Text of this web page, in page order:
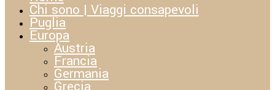
Chi sono | Viaggi consapevoli
Puglia
Europa
Austria
Francia
Germania